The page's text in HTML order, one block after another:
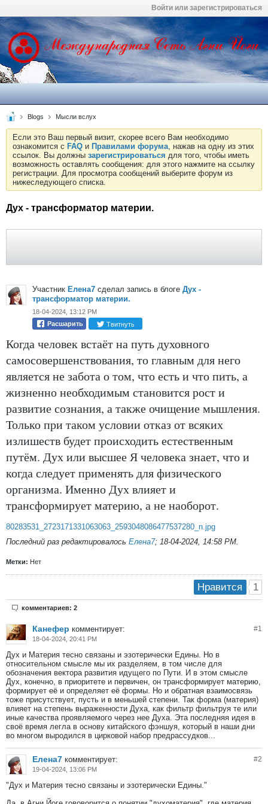
Войти или зарегистрироваться
Blogs Мысли вслух
Если это Ваш первый визит, скорее всего Вам необходимо
ознакомится с FAQ и Правилами форума, нажав на одну из этих
ссылок. Вы должны зарегистрироваться для того, чтобы иметь
возможность оставлять сообщения: для этого нажмите на ссылку
регистрации. Для просмотра сообщений выберите форум из
нижеследующего списка.
Дух - трансформатор материи.
Участник Елена7 сделал запись в блоге Дух -
трансформатор материи.
18-04-2024, 13:12 PM
Расшарить
Твитнуть
Когда человек встаёт на путь духовного
самосовершенствования, то главным для него
является не забота о том, что есть и что пить, а
жизненно необходимым становится рост и
развитие сознания, а также очищение мышления.
Только при таком условии отказ от всяких
излишеств будет происходить естественным
путём. Дух или высшее Я человека знает, что и
когда следует применять для физического
организма. Именно Дух влияет и
трансформирует материю, а не наоборот.
80283531_2723171331063063_2593048086477537280_n.jpg
Последний раз редактировалось Елена7; 18-04-2024, 14:58 PM.
Метки: Нет
Нравится 1
комментариев: 2
#1
Канефер комментирует:
18-04-2024, 20:41 PM
Дух и Материя тесно связаны и эзотерически Едины. Но в
относительном смысле мы их разделяем, в том числе для
обозначения вектора развития идущего по Пути. И в этом смысле
Дух, конечно, в приоритете и первичен, он трансформирует материю,
формирует её и определяет её формы. Но и обратная взаимосвязь
тоже присутствует, пусть и в меньшей степени. Так форма (материя)
влияет на степень выраженности Духа, как фильтр фильтруя те или
иные качества проявляемого через нее Духа. Эта последняя идея в
своё время легла в основу китайского фэншуя, который в наши дни
во многом выродился в цирковой набор предрассудков...
#2
Елена7 комментирует:
19-04-2024, 13:06 PM
"Дух и Материя тесно связаны и эзотерически Едины."